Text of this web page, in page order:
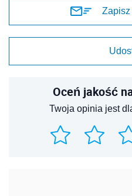
Zapisz
Oceń jakość
Twoja opinia jest